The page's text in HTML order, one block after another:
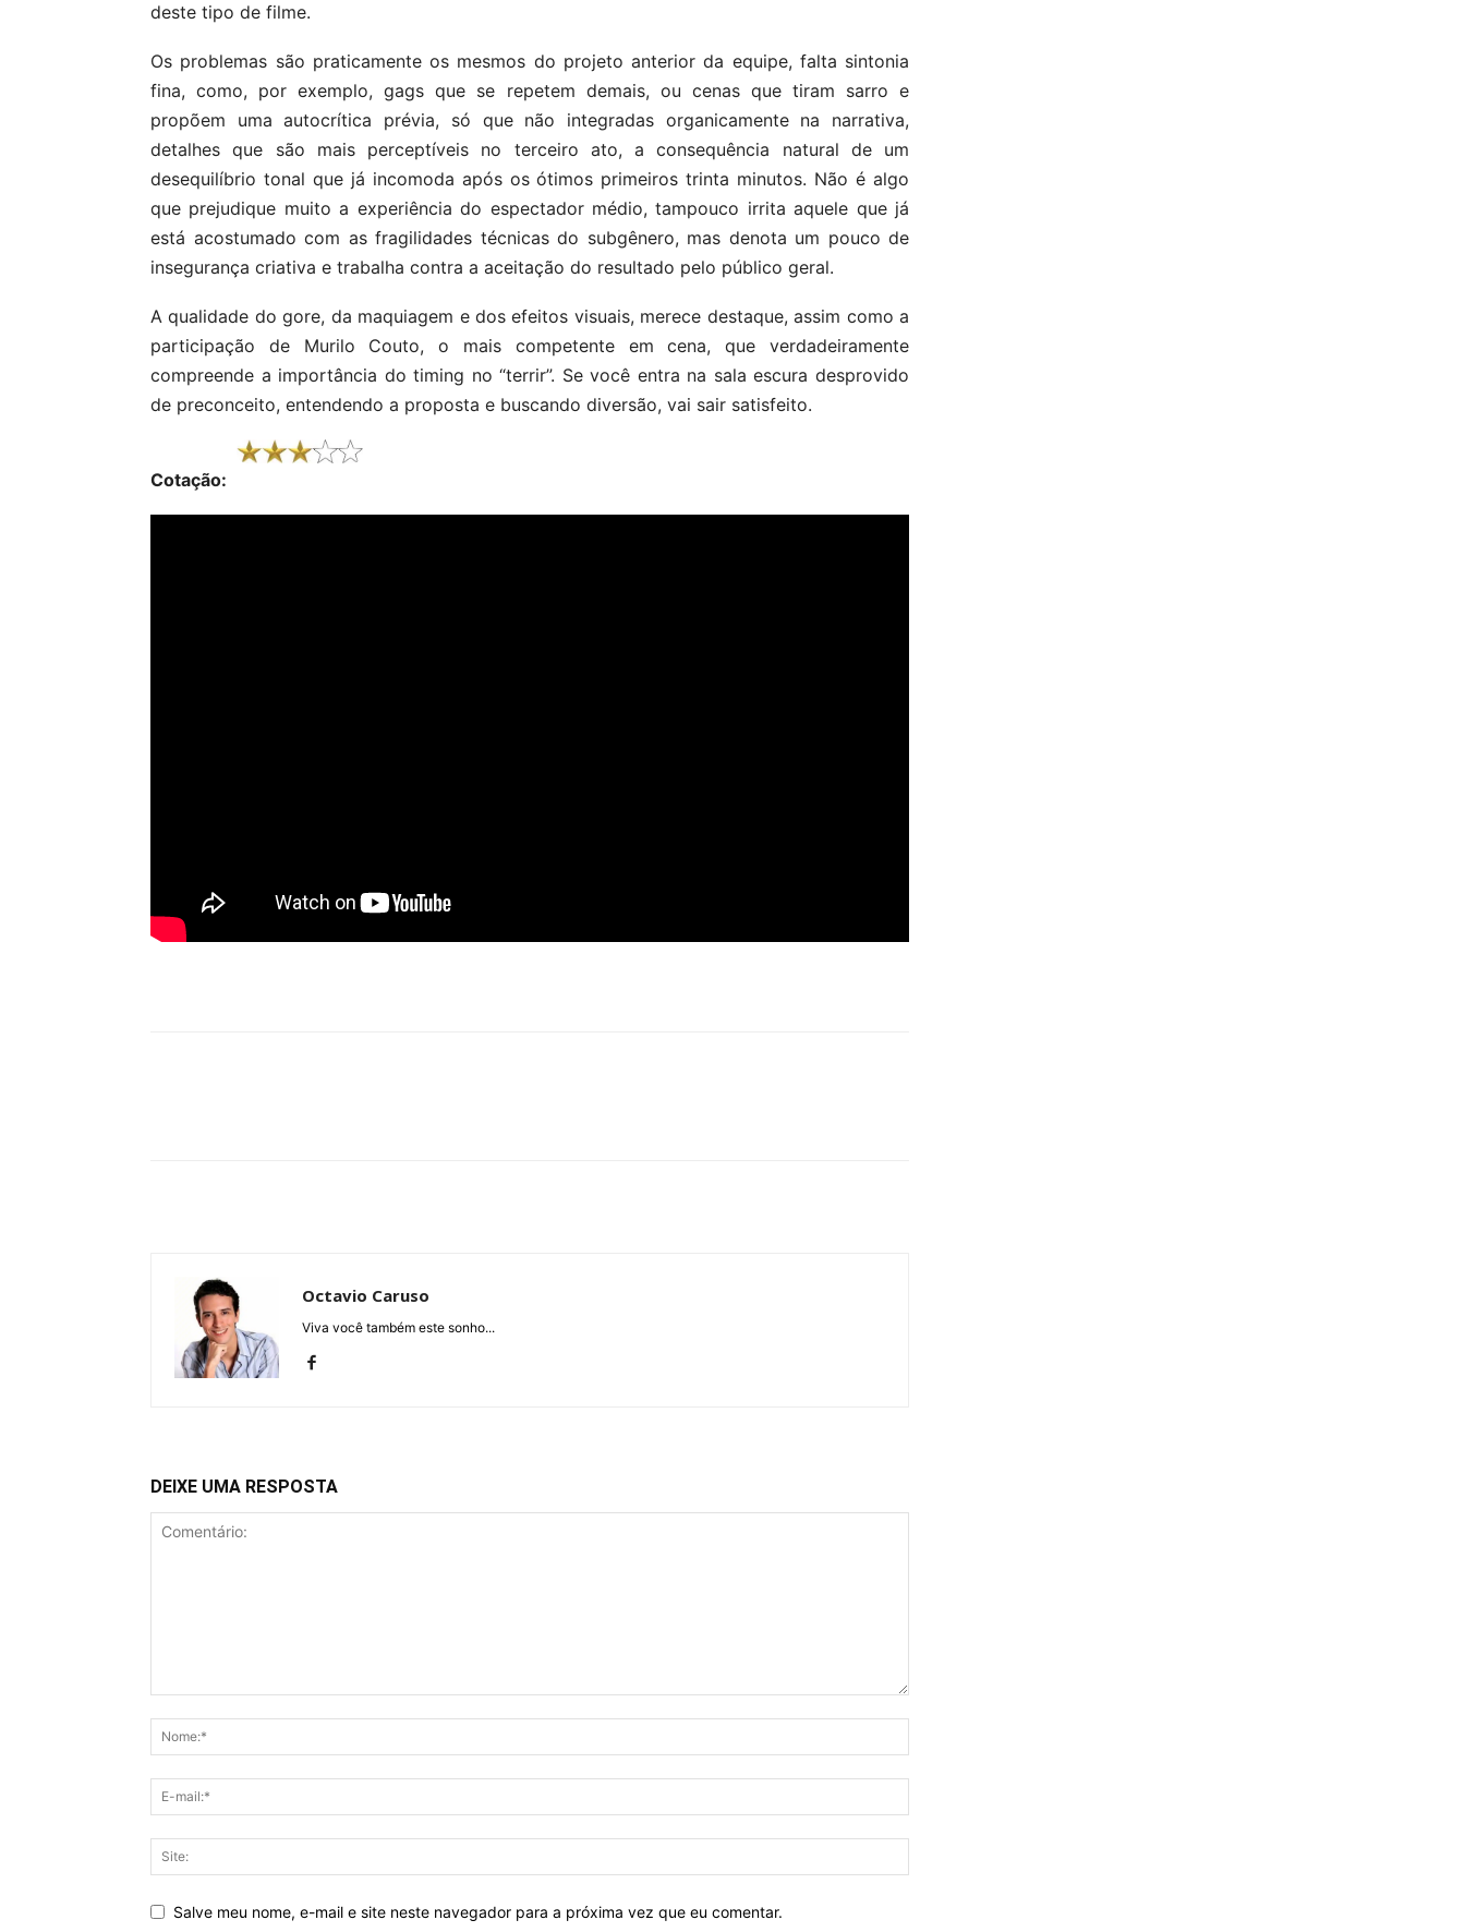
deste tipo de filme.
Os problemas são praticamente os mesmos do projeto anterior da equipe, falta sintonia
fina, como, por exemplo, gags que se repetem demais, ou cenas que tiram sarro e
propõem uma autocrítica prévia, só que não integradas organicamente na narrativa,
detalhes que são mais perceptíveis no terceiro ato, a consequência natural de um
desequilíbrio tonal que já incomoda após os ótimos primeiros trinta minutos. Não é algo
que prejudique muito a experiência do espectador médio, tampouco irrita aquele que já
está acostumado com as fragilidades técnicas do subgênero, mas denota um pouco de
insegurança criativa e trabalha contra a aceitação do resultado pelo público geral.
A qualidade do gore, da maquiagem e dos efeitos visuais, merece destaque, assim como a
participação de Murilo Couto, o mais competente em cena, que verdadeiramente
compreende a importância do timing no “terrir”. Se você entra na sala escura desprovido
de preconceito, entendendo a proposta e buscando diversão, vai sair satisfeito.
Cotação:
Octavio Caruso
Viva você também este sonho...
DEIXE UMA RESPOSTA
Salve meu nome, e-mail e site neste navegador para a próxima vez que eu comentar.